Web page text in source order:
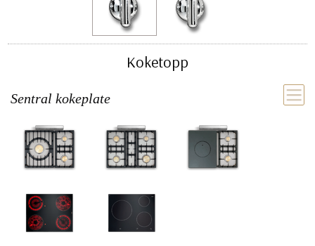
Koketopp
Sentral kokeplate